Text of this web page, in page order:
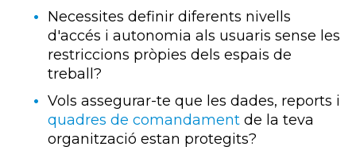
Necessites definir diferents nivells
d'accés i autonomia als usuaris sense les
restriccions pròpies dels espais de
treball?
Vols assegurar-te que les dades, reports i
quadres de comandament de la teva
organització estan protegits?